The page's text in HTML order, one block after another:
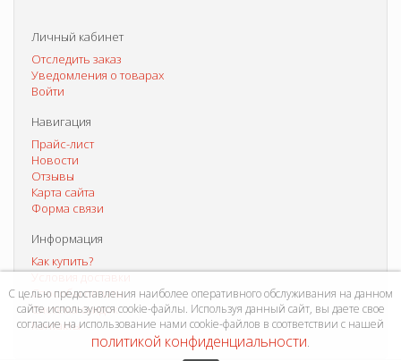
Личный кабинет
Отследить заказ
Уведомления о товарах
Войти
Навигация
Прайс-лист
Новости
Отзывы
Карта сайта
Форма связи
Информация
Как купить?
Условия доставки
Способы оплаты
Система скидок
Контакты
С целью предоставления наиболее оперативного обслуживания на данном
сайте используются cookie-файлы. Используя данный сайт, вы даете свое
согласие на использование нами cookie-файлов в соответствии с нашей
политикой конфиденциальности.